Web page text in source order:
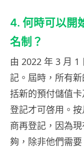
4. 何時可以開
名制？
由 2022 年 3 月 1
記。屆時，所有
括新的預付儲值
登記才可啓用。
商再登記，因為
夠，除非他們需